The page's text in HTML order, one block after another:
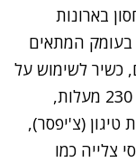
בארונות
בעומק המתאים
כשיר לשימוש על
כל סוגי הכירים וגם לתנור עד לחום של 230 מעלות,
טיגון (צ'יפסר),
צלייה כמו